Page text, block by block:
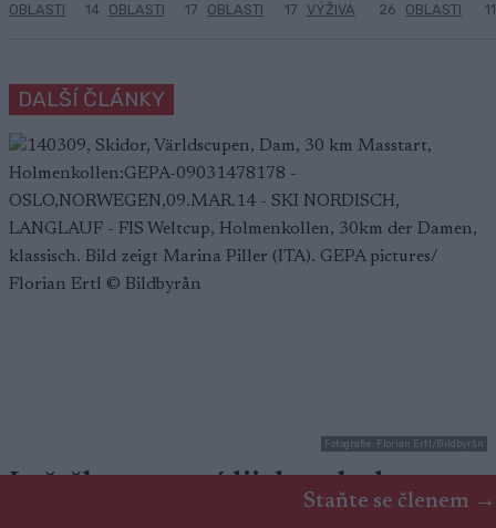
Staňte se členem →
OBLASTI
14
OBLASTI
17
OBLASTI
17
VÝŽIVA
26
OBLASTI
11
DALŠÍ ČLÁNKY
Fotografie: Florian Ertl/Bildbyrån
Lyžařka po tragédii dostala dvacet
milionů korun jako odškodné